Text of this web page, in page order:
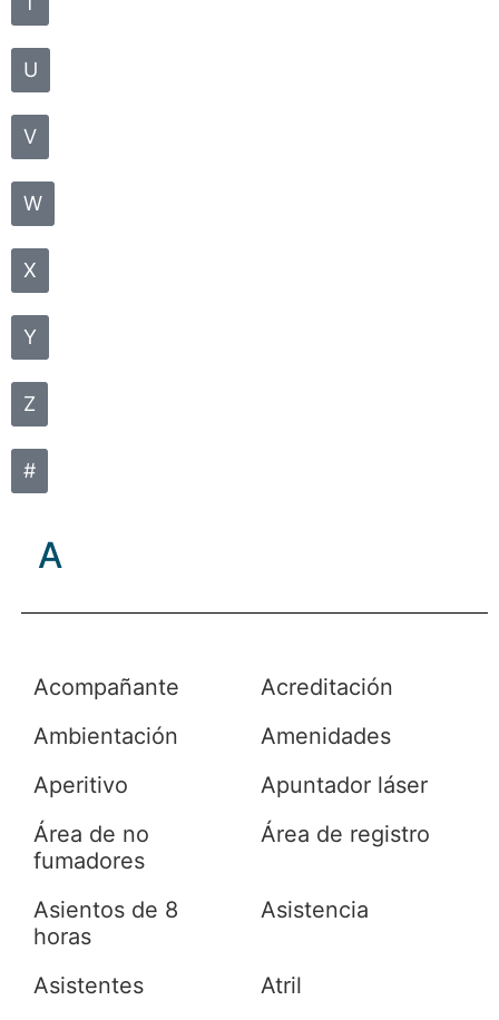
U
V
W
X
Y
Z
#
A
Acompañante
Acreditación
Ambientación
Amenidades
Aperitivo
Apuntador láser
Área de no
fumadores
Área de registro
Asientos de 8
horas
Asistencia
Asistentes
Atril